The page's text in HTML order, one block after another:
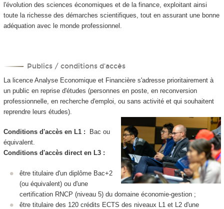
l'évolution des sciences économiques et de la finance, exploitant ainsi
toute la richesse des démarches scientifiques, tout en assurant une bonne
adéquation avec le monde professionnel.
Publics / conditions d'accès
La licence Analyse Economique et Financière s'adresse prioritairement à
un public en reprise d'études (personnes en poste, en reconversion
professionnelle, en recherche d'emploi, ou sans activité et qui souhaitent
reprendre leurs études).
Conditions d'accès en L1 :
Bac ou
équivalent.
Conditions d'accès direct en L3 :
être titulaire d'un diplôme Bac+2
(ou équivalent) ou d'une
certification RNCP (niveau 5) du domaine économie-gestion ;
être titulaire des 120 crédits ECTS des niveaux L1 et L2 d'une